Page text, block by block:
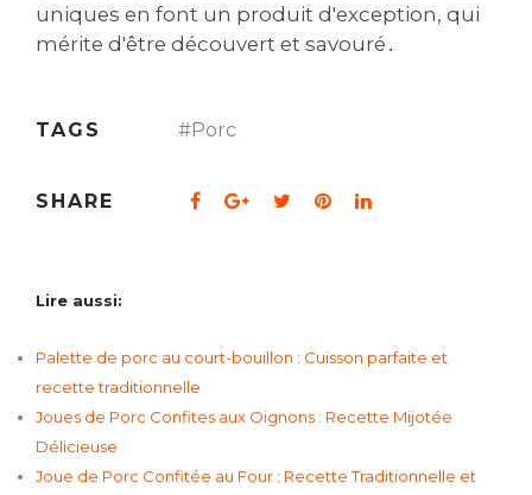
uniques en font un produit d'exception‚ qui
mérite d'être découvert et savouré․
TAGS #Porc
SHARE
Lire aussi:
Palette de porc au court-bouillon : Cuisson parfaite et
recette traditionnelle
Joues de Porc Confites aux Oignons : Recette Mijotée
Délicieuse
Joue de Porc Confitée au Four : Recette Traditionnelle et